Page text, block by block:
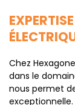
Chez
dans le
nous permet